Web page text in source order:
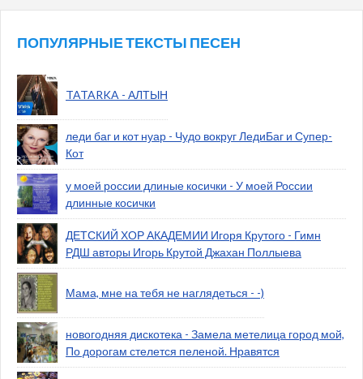
ПОПУЛЯРНЫЕ ТЕКСТЫ ПЕСЕН
TATARKA - АЛТЫН
леди баг и кот нуар - Чудо вокруг ЛедиБаг и Супер-
Кот
у моей россии длиные косички - У моей России
длинные косички
ДЕТСКИЙ ХОР АКАДЕМИИ Игоря Крутого - Гимн
РДШ авторы Игорь Крутой Джахан Поллыева
Мама, мне на тебя не наглядеться - -)
новогодняя дискотека - Замела метелица город мой,
По дорогам стелется пеленой. Нравятся